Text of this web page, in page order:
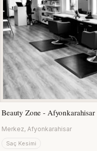
Beauty Zone - Afyonkarahisar
Merkez, Afyonkarahisar
Saç Kesimi